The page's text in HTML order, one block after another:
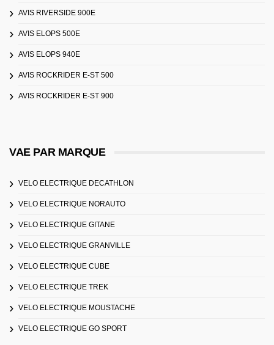
AVIS RIVERSIDE 900E
AVIS ELOPS 500E
AVIS ELOPS 940E
AVIS ROCKRIDER E-ST 500
AVIS ROCKRIDER E-ST 900
VAE PAR MARQUE
VELO ELECTRIQUE DECATHLON
VELO ELECTRIQUE NORAUTO
VELO ELECTRIQUE GITANE
VELO ELECTRIQUE GRANVILLE
VELO ELECTRIQUE CUBE
VELO ELECTRIQUE TREK
VELO ELECTRIQUE MOUSTACHE
VELO ELECTRIQUE GO SPORT